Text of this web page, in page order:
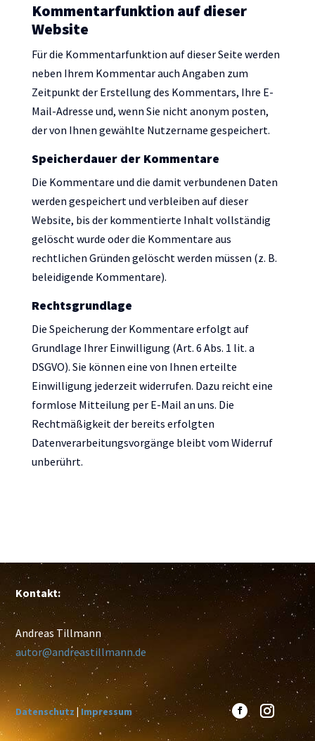
Kommentar­funktion auf dieser
Website
Für die Kommentarfunktion auf dieser Seite werden
neben Ihrem Kommentar auch Angaben zum
Zeitpunkt der Erstellung des Kommentars, Ihre E-
Mail-Adresse und, wenn Sie nicht anonym posten,
der von Ihnen gewählte Nutzername gespeichert.
Speicherdauer der Kommentare
Die Kommentare und die damit verbundenen Daten
werden gespeichert und verbleiben auf dieser
Website, bis der kommentierte Inhalt vollständig
gelöscht wurde oder die Kommentare aus
rechtlichen Gründen gelöscht werden müssen (z. B.
beleidigende Kommentare).
Rechtsgrundlage
Die Speicherung der Kommentare erfolgt auf
Grundlage Ihrer Einwilligung (Art. 6 Abs. 1 lit. a
DSGVO). Sie können eine von Ihnen erteilte
Einwilligung jederzeit widerrufen. Dazu reicht eine
formlose Mitteilung per E-Mail an uns. Die
Rechtmäßigkeit der bereits erfolgten
Datenverarbeitungsvorgänge bleibt vom Widerruf
unberührt.
Kontakt:
Andreas Tillmann
autor@andreastillmann.de
Datenschutz |Impressum